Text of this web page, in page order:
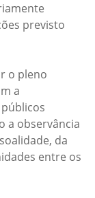
previsto
o pleno
a
a observância
da
entre os